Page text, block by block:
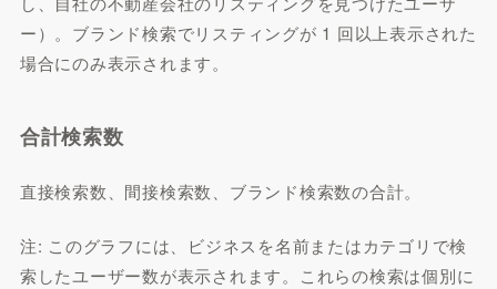
ー）。ブランド検索でリスティングが 1 回以上表示された
場合にのみ表示されます。
合計検索数
直接検索数、間接検索数、ブランド検索数の合計。
注: このグラフには、ビジネスを名前またはカテゴリで検
索したユーザー数が表示されます。これらの検索は個別に